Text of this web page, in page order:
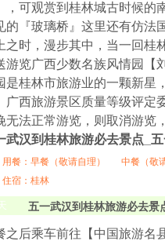
，可观赏到桂林城古时候的
的『玻璃桥』这里还有仿法
之时，漫步其中，当一回桂
游览广西少数名族风情园【
是桂林市旅游业的一颗新星
广西旅游景区质量等级评定
无法正常游览，则取消游览
武汉到桂林旅游必去景点_
用餐： 早餐（敬请自理）
中餐（敬
住宿：桂林
五一武汉到桂林旅游必去景
之后乘车前往【中国旅游